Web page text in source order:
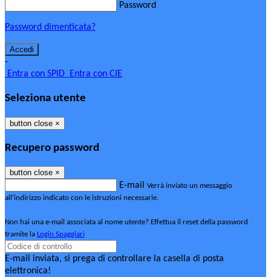
Password
Password dimenticata?
-
Entra con SPID Entra con CIE
Seleziona utente
button close ×
Recupero password
button close ×
E-mail Verrà inviato un messaggio
all'indirizzo indicato con le istruzioni necessarie.
Non hai una e-mail associata al nome utente? Effettua il reset della password
tramite la Login Spaggiari
E-mail inviata, si prega di controllare la casella di posta
elettronica!